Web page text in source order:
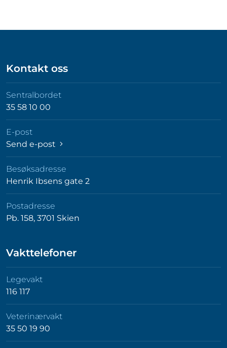
Kontakt oss
Sentralbordet
35 58 10 00
E-post
Send e-post
Besøksadresse
Henrik Ibsens gate 2
Postadresse
Pb. 158, 3701 Skien
Vakttelefoner
Legevakt
116 117
Veterinærvakt
35 50 19 90